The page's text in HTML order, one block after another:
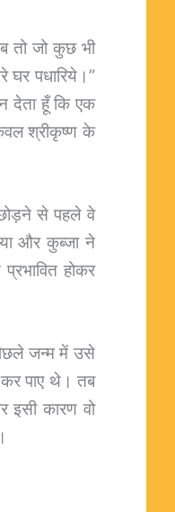
तो जो कुछ भी
पधारिये।”
देता हूँ कि एक
श्रीकृष्ण के
से पहले वे
और कुब्जा ने
होकर
जन्म में उसे
कर पाए थे। तब
इसी कारण वो